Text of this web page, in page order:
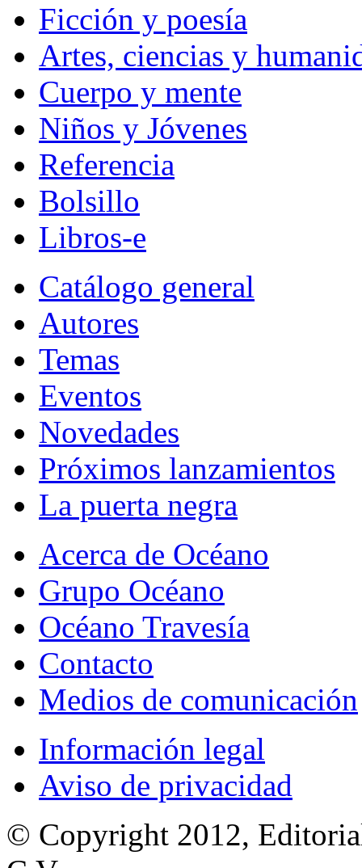
Ficción y poesía
Artes, ciencias y
Cuerpo y mente
Niños y Jóvenes
Referencia
Bolsillo
Libros-e
Catálogo general
Autores
Temas
Eventos
Novedades
Próximos lanzamientos
La puerta negra
Acerca de Océano
Grupo Océano
Océano Travesía
Contacto
Medios de comunicación
Información legal
Aviso de privacidad
© Copyright 2012,